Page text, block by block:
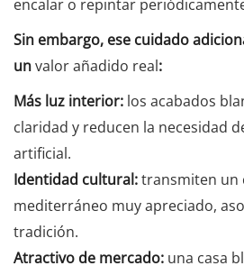
encalar o repintar
Sin embargo, ese cuidado
unvalor añadido real:
Más luz interior: los acabados
claridad y reducen la necesidad
artificial.
Identidad cultural:transmiten un
mediterráneo muy apreciado,
tradición.
Atractivo de mercado: una casa